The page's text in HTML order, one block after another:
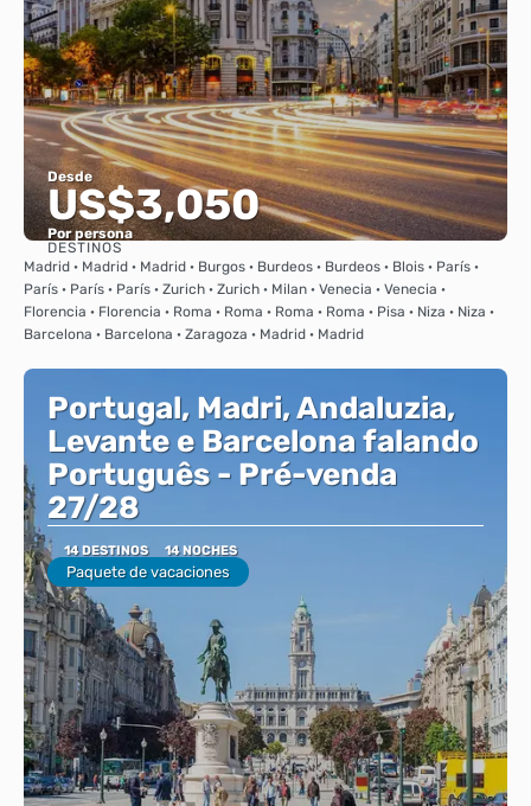
Desde
US$3,050
Por persona
Ver
DESTINOS
Madrid · Madrid · Madrid · Burgos · Burdeos · Burdeos · Blois · París ·
París · París · París · Zurich · Zurich · Milan · Venecia · Venecia ·
Florencia · Florencia · Roma · Roma · Roma · Roma · Pisa · Niza · Niza ·
Barcelona · Barcelona · Zaragoza · Madrid · Madrid
Portugal, Madri, Andaluzia,
Levante e Barcelona falando
Português - Pré-venda
27/28
14 DESTINOS 14 NOCHES
Paquete de vacaciones